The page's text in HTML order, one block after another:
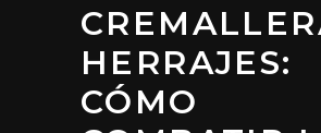
HERRAJES:
CÓMO